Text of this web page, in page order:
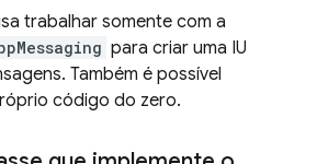
trabalhar somente com a
para criar uma IU
Também é possível
código do zero.